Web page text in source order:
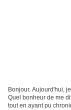
Bonjour. Aujourd'hui,
Quel bonheur de me
tout en ayant pu